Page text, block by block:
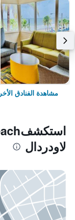
مشاهدة الفنادق
لاودردال